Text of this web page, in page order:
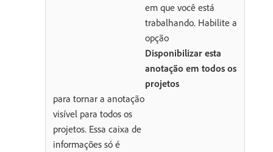
em que você está
trabalhando. Habilite a
opção
Disponibilizar esta
anotação em todos os
projetos
para tornar a anotação
visível para todos os
projetos. Essa caixa de
informações só é